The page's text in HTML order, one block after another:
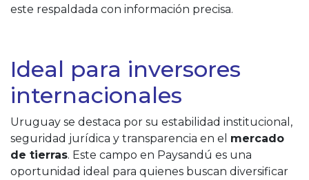
este respaldada con información precisa.
Ideal para inversores
internacionales
Uruguay se destaca por su estabilidad institucional,
seguridad jurídica y transparencia en el mercado
de tierras. Este campo en Paysandú es una
oportunidad ideal para quienes buscan diversificar